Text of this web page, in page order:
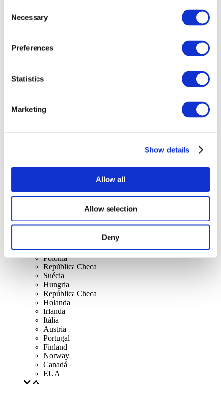
Selection
Necessary
Preferences
Statistics
Marketing
Show details
Allow all
Allow selection
Deny
Concertos
Todos os países
Reino Unido
Dinamarca
República da Irlanda
Polônia
República Checa
Suécia
Hungria
República Checa
Holanda
Irlanda
Itália
Austria
Portugal
Finland
Norway
Canadá
EUA